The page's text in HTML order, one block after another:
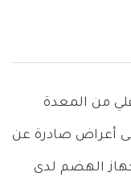
من المعدة
أعراض صادرة عن
جهاز الهضم لدى